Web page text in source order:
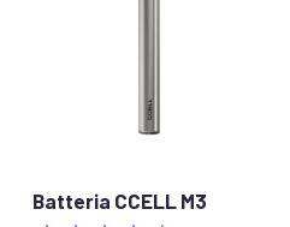
Batteria CCELL M3